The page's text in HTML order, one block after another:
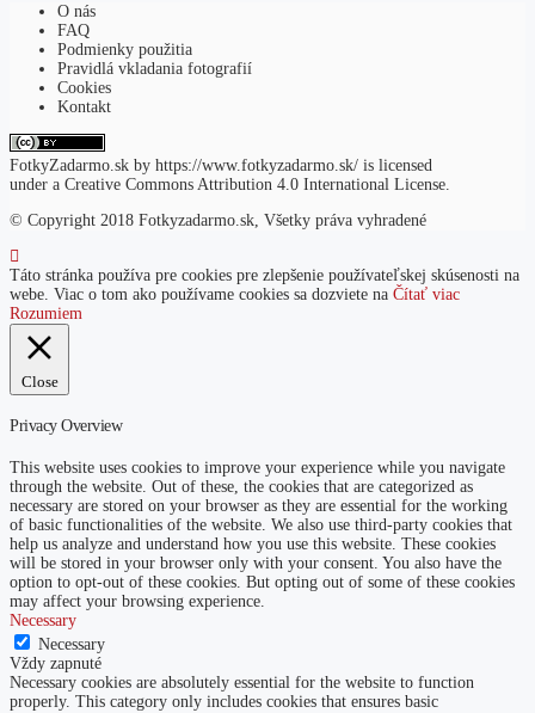
O nás
FAQ
Podmienky použitia
Pravidlá vkladania fotografií
Cookies
Kontakt
FotkyZadarmo.sk by https://www.fotkyzadarmo.sk/ is licensed
under a Creative Commons Attribution 4.0 International License
© Copyright 2018 Fotkyzadarmo.sk, Všetky práva vyhradené
Táto stránka používa pre cookies pre zlepšenie používateľskej skúsenosti na
webe. Viac o tom ako používame cookies sa dozviete na Čítať viac
Rozumiem
Close
Privacy Overview
This website uses cookies to improve your experience while you navigate
through the website. Out of these, the cookies that are categorized as
necessary are stored on your browser as they are essential for the working
of basic functionalities of the website. We also use third-party cookies that
help us analyze and understand how you use this website. These cookies
will be stored in your browser only with your consent. You also have the
option to opt-out of these cookies. But opting out of some of these cookies
may affect your browsing experience.
Necessary
Necessary
Vždy zapnuté
Necessary cookies are absolutely essential for the website to function
properly. This category only includes cookies that ensures basic